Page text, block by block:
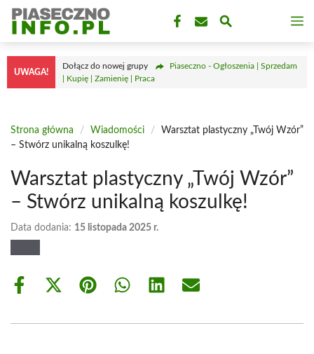
Przejdź
treści
UWAGA!
Dołącz do nowej grupy
Piaseczno - Ogłoszenia | Sprzedam
| Kupię | Zamienię | Praca
Strona główna / Wiadomości /
Warsztat plastyczny „Twój Wzór”
– Stwórz unikalną koszulkę!
Warsztat plastyczny „Twój Wzór”
– Stwórz unikalną koszulkę!
Data dodania: 15 listopada 2025 r.
Share
Share
(Twitter)
Share Share Share Share